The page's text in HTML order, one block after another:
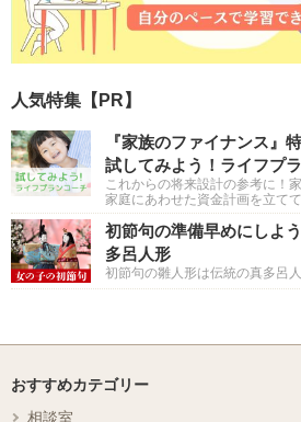
人気特集【PR】
『家族のファイナンス』
試してみよう！ライフプ
これからの将来設計の参考に！
家庭にあわせた資金計画を立て
初節句の準備早めにし
多呂人形
初節句の雛人形は伝統の真多呂
おすすめカテゴリー
相談室